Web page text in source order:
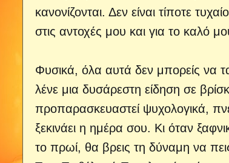
κανονίζονται. Δεν είναι τίποτε
στις αντοχές μου και για το καλό
Φυσικά, όλα αυτά δεν μπορείς να
λένε μια δυσάρεστη είδηση σε
προπαρασκευαστεί ψυχολογικά,
ξεκινάει η ημέρα σου. Κι όταν
το πρωί, θα βρεις τη δύναμη να